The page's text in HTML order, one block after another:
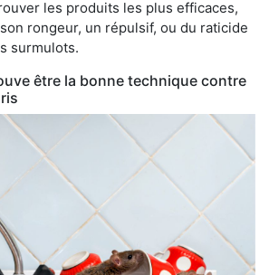
les produits les plus efficaces,
rongeur, un répulsif, ou du raticide
surmulots.
être la bonne technique contre